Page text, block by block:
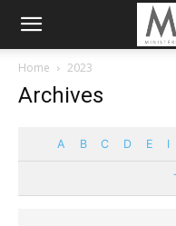
Home 2023
Archives
A B C D E I